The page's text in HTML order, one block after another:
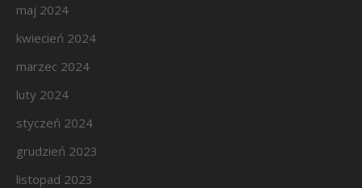
maj 2024
kwiecień 2024
marzec 2024
luty 2024
styczeń 2024
grudzień 2023
listopad 2023